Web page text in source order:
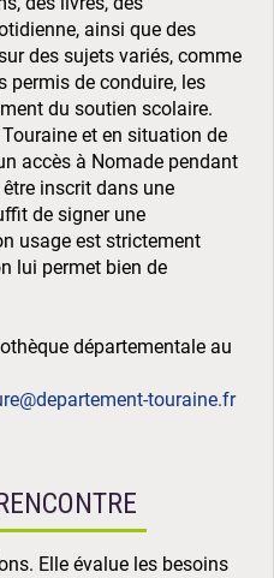
ainsi que des
des sujets variés, comme
permis de conduire, les
du soutien scolaire.
et en situation de
accès à Nomade pendant
inscrit dans une
de signer une
usage est strictement
lui permet bien de
départementale au
touraine.fr
Elle évalue les besoins